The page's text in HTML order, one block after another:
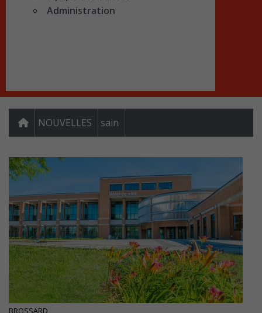
Administration
NOUVELLES sain